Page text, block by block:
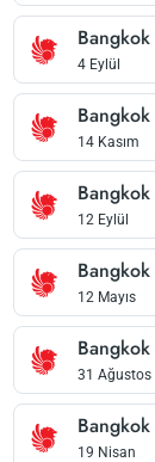
Bangkok
4 Eylül
Bangkok
14 Kasım
Bangkok
12 Eylül
Bangkok
12 Mayıs
Bangkok
31 Ağustos
Bangkok
19 Nisan